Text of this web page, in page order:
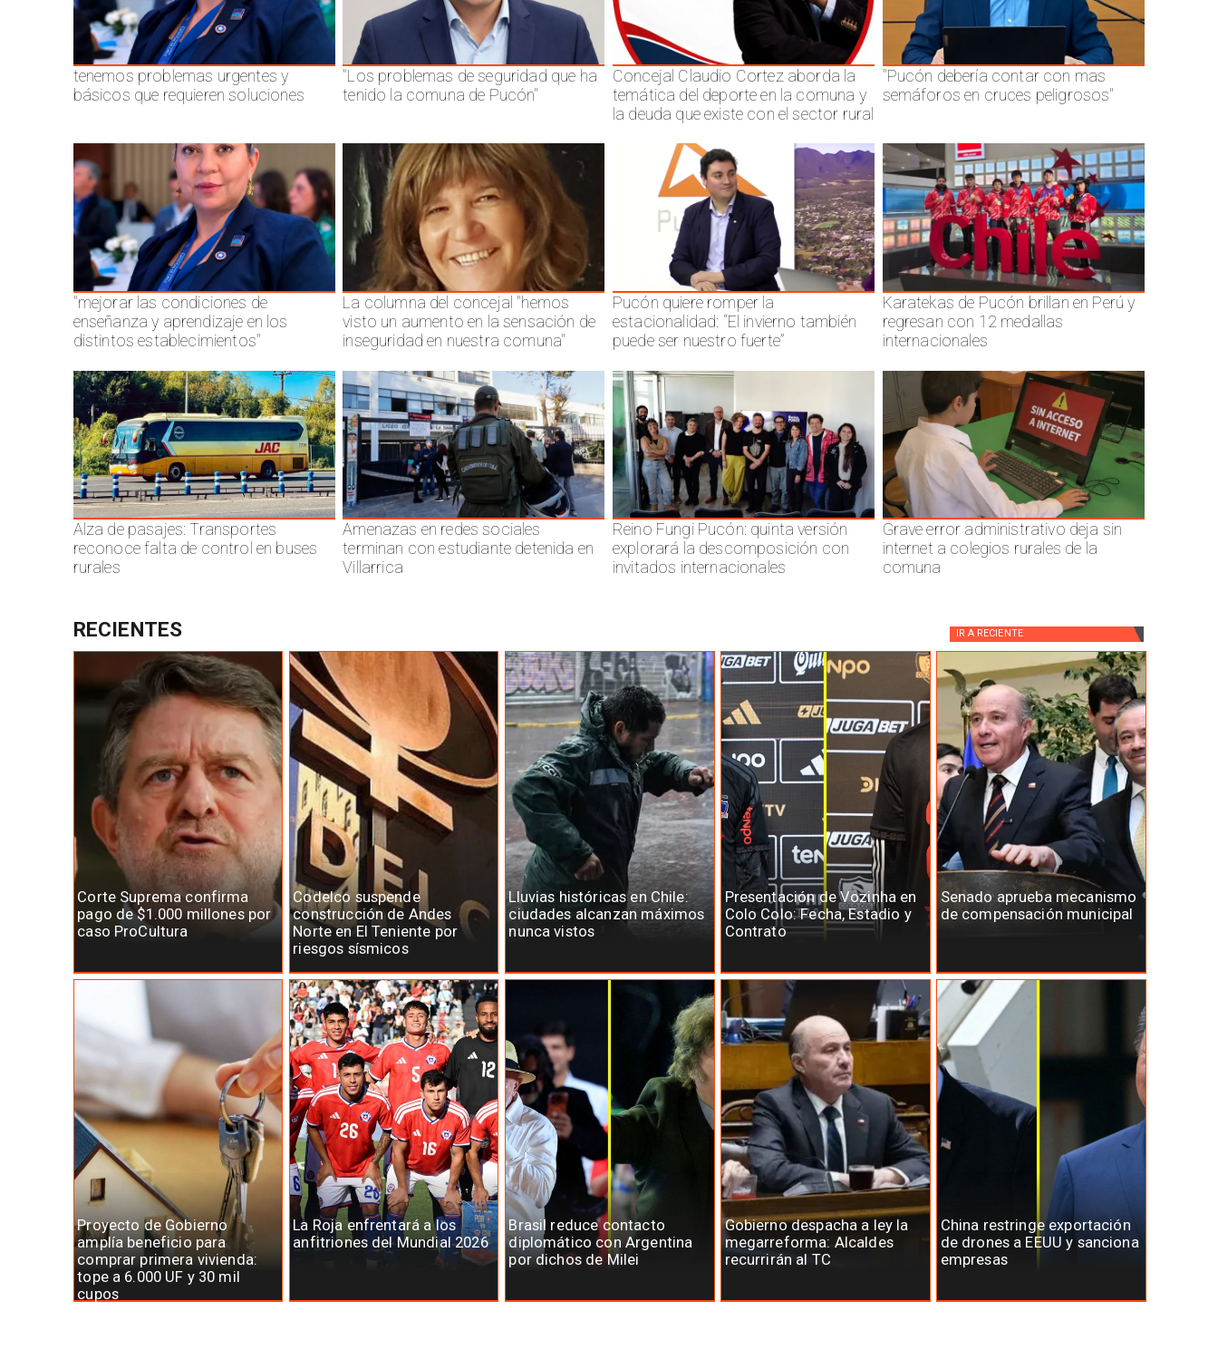
tenemos problemas urgentes y
básicos que requieren soluciones
"Los problemas de seguridad que ha
tenido la comuna de Pucón"
Concejal Claudio Cortez aborda la
temática del deporte en la comuna y
la deuda que existe con el sector rural
"Pucón debería contar con mas
semáforos en cruces peligrosos"
"mejorar las condiciones de
enseñanza y aprendizaje en los
distintos establecimientos"
La columna del concejal "hemos
visto un aumento en la sensación de
inseguridad en nuestra comuna"
Pucón quiere romper la
estacionalidad: “El invierno también
puede ser nuestro fuerte”
Karatekas de Pucón brillan en Perú y
regresan con 12 medallas
internacionales
Alza de pasajes: Transportes
reconoce falta de control en buses
rurales
Amenazas en redes sociales
terminan con estudiante detenida en
Villarrica
Reino Fungi Pucón: quinta versión
explorará la descomposición con
invitados internacionales
Grave error administrativo deja sin
internet a colegios rurales de la
comuna
Corte Suprema confirma
pago de $1.000 millones por
caso ProCultura
Codelco suspende
construcción de Andes
Norte en El Teniente por
riesgos sísmicos
Lluvias históricas en Chile:
ciudades alcanzan máximos
nunca vistos
Presentación de Vozinha en
Colo Colo: Fecha, Estadio y
Contrato
Senado aprueba mecanismo
de compensación municipal
Proyecto de Gobierno
amplía beneficio para
comprar primera vivienda:
tope a 6.000 UF y 30 mil
cupos
La Roja enfrentará a los
anfitriones del Mundial 2026
Brasil reduce contacto
diplomático con Argentina
por dichos de Milei
Gobierno despacha a ley la
megarreforma: Alcaldes
recurrirán al TC
China restringe exportación
de drones a EEUU y sanciona
empresas
RECIENTES IR A RECIENTE